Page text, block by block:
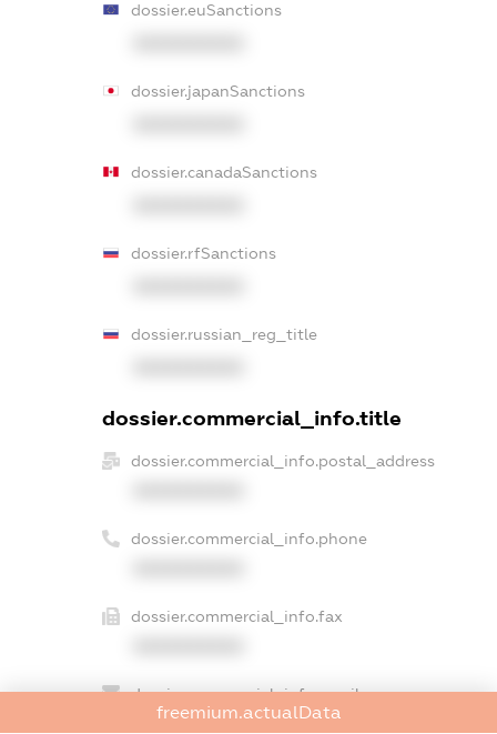
dossier.euSanctions
dossier.japanSanctions
dossier.canadaSanctions
dossier.rfSanctions
dossier.russian_reg_title
dossier.commercial_info.title
dossier.commercial_info.postal_address
dossier.commercial_info.phone
dossier.commercial_info.fax
dossier.commercial_info.email
XXXXXXXXXX
freemium.actualData